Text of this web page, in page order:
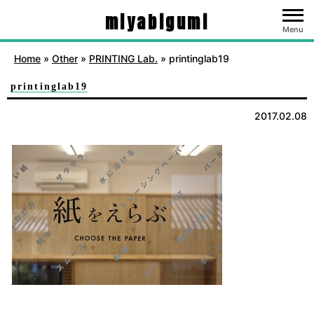
miyabigumi Menu
Home » Other » PRINTING Lab. » printinglab19
printinglab19
2017.02.08